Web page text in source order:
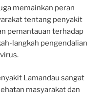
memainkan peran
tentang penyakit
pemantauan terhadap
langkah pengendalian
Lamandau sangat
masyarakat dan